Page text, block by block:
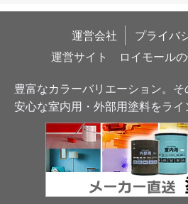
運営会社
プライバ
運営サイト　ロイモール
豊富なカラーバリエーション。そ
安心な室内用・外部用塗料をライ